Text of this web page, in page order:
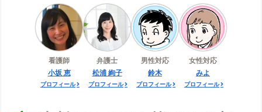
看護師
小坂 恵
プロフィール
弁護士
松浦 絢子
プロフィール
男性対応
鈴木
プロフィール
女性対応
みよ
プロフィール